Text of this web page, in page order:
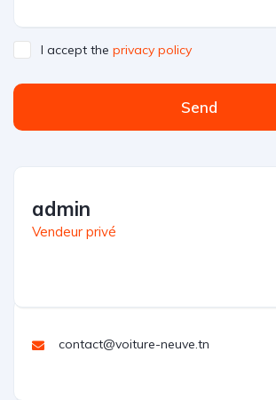
I accept the privacy policy
Send
admin
Vendeur privé
contact@voiture-neuve.tn